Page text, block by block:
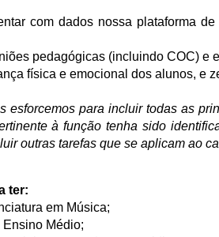
com dados nossa plataforma
pedagógicas (incluindo COC) e
física e emocional dos alunos, e
esforcemos para incluir todas as
à função tenha sido
outras tarefas que se aplicam ao
ter:
em Música;
Médio;